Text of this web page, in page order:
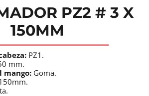
PZ2 # 3 X
150MM
PZ1.
mm.
mango: Goma.